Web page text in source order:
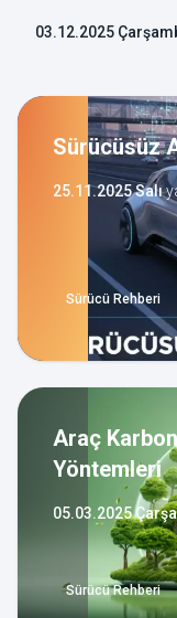
03.12.2025
Sürücüsüz
25.11.2025 Salı
Sürücü Rehberi
Araç
Yöntemleri
05.03.2025
Sürücü Rehberi